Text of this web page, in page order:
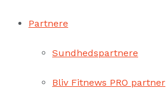
Partnere
Sundhedspartnere
Bliv Fitnews PRO partner